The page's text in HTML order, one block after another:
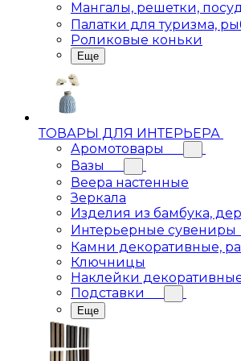
Мангалы, решетки,
Палатки для туризма,
Роликовые коньки
Еще
ТОВАРЫ ДЛЯ ИНТЕРЬЕРА
Аромотовары
Вазы
Веера настенные
Зеркала
Изделия из бамбука,
Интерьерные сувениры
Камни декоративные,
Ключницы
Наклейки
Подставки
Еще